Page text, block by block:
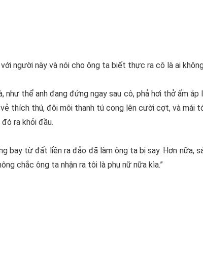
người này và nói cho ông ta biết thực ra cô là ai
thể anh đang đứng ngay sau cô, phả hơi thở ấm áp
thích thú, đôi môi thanh tú cong lên cười cợt, và mái
ra khỏi đầu.
bay từ đất liền ra đảo đã làm ông ta bị say. Hơn nữa,
chắc ông ta nhận ra tôi là phụ nữ nữa kìa.”